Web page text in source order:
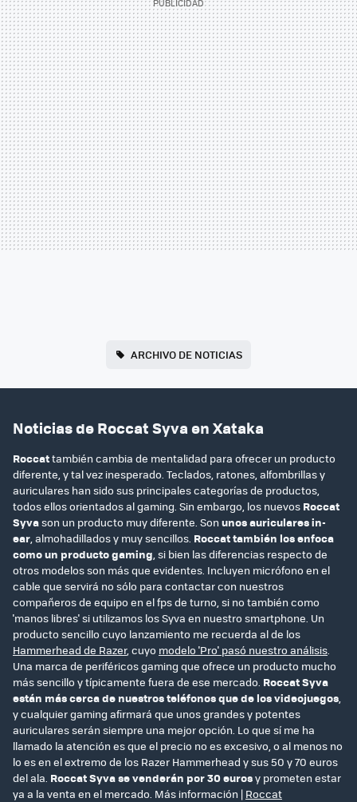
ARCHIVO DE NOTICIAS
Noticias de Roccat Syva en Xataka
Roccattambién cambia de mentalidad para ofrecer un producto
diferente, y tal vez inesperado. Teclados, ratones, alfombrillas y
auriculares han sido sus principales categorías de productos,
todos ellos orientados al gaming. Sin embargo, los nuevos Roccat
Syvason un producto muy diferente. Son unos auriculares in-
ear, almohadillados y muy sencillos. Roccat también los enfoca
como un producto gaming, si bien las diferencias respecto de
otros modelos son más que evidentes. Incluyen micrófono en el
cable que servirá no sólo para contactar con nuestros
compañeros de equipo en el fps de turno, si no también como
'manos libres' si utilizamos los Syva en nuestro smartphone. Un
producto sencillo cuyo lanzamiento me recuerda al de los
Hammerhead de Razer, cuyo modelo 'Pro' pasó nuestro análisis.
Una marca de periféricos gaming que ofrece un producto mucho
más sencillo y típicamente fuera de ese mercado. Roccat Syva
están más cerca de nuestros teléfonos que de los videojuegos,
y cualquier gaming afirmará que unos grandes y potentes
auriculares serán siempre una mejor opción. Lo que sí me ha
llamado la atención es que el precio no es excesivo, o al menos no
lo es en el extremo de los Razer Hammerhead y sus 50 y 70 euros
del ala. Roccat Syva se venderán por 30 eurosy prometen estar
ya a la venta en el mercado. Más información | Roccat